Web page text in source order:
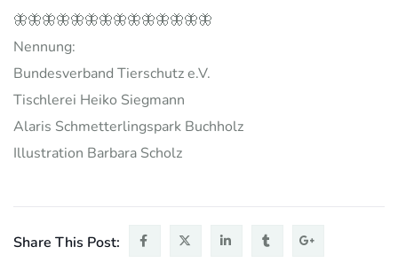
🦋🦋🦋🦋🦋🦋🦋🦋🦋🦋🦋🦋🦋🦋
Nennung:
Bundesverband Tierschutz e.V.
Tischlerei Heiko Siegmann
Alaris Schmetterlingspark Buchholz
Illustration Barbara Scholz
Share This Post: